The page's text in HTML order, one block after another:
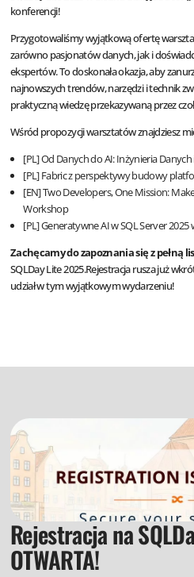
konferencji!
Przygotowaliśmy wyjątkową ofertę
zarówno pasjonatów danych, jak i
ekspertów. To doskonała okazja, aby
najnowszych trendów, narzędzi i technik
praktyczną wiedzę przekazywaną przez
Wśród propozycji warsztatów znajdziesz
[PL] Od Danych do AI: Inżynieria
[PL] Fabric z perspektywy budowy
[EN] Two Developers, One Mission:
Workshop
[PL] Generatywne AI w SQL Server 2025
Zachęcamy do zapoznania się z pełną
SQLDay Lite 2025.Rejestracja rusza już
udział w tym wyjątkowym wydarzeniu!
Rejestracja na
OTWARTA!